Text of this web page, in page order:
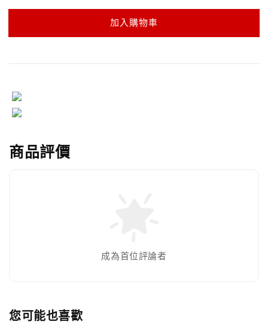
加入購物車
商品評價
成為首位評論者
您可能也喜歡